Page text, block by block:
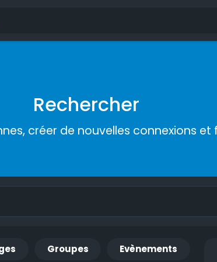
Rechercher
créer de nouvelles connexions
Groupes Evènements